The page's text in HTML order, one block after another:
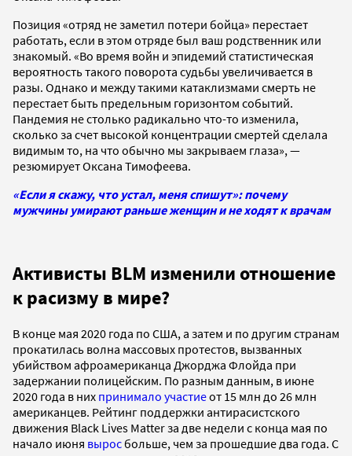
Позиция «отряд не заметил потери бойца» перестает
работать, если в этом отряде был ваш родственник или
знакомый. «Во время войн и эпидемий статистическая
вероятность такого поворота судьбы увеличивается в
разы. Однако и между такими катаклизмами смерть не
перестает быть предельным горизонтом событий.
Пандемия не столько радикально что-то изменила,
сколько за счет высокой концентрации смертей сделала
видимым то, на что обычно мы закрываем глаза», —
резюмирует Оксана Тимофеева.
«Если я скажу, что устал, меня спишут»: почему
мужчины умирают раньше женщин и не ходят к врачам
Активисты BLM изменили отношение
к расизму в мире?
В конце мая 2020 года по США, а затем и по другим странам
прокатилась волна массовых протестов, вызванных
убийством афроамериканца Джорджа Флойда при
задержании полицейским. По разным данным, в июне
2020 года в них принимало участиеот 15 млн до 26 млн
американцев. Рейтинг поддержки антирасистского
движения Black Lives Matter за две недели c конца мая по
начало июня выросбольше, чем за прошедшие два года. С